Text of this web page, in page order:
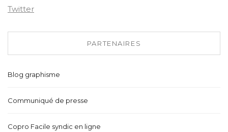
Twitter
PARTENAIRES
Blog graphisme
Communiqué de presse
Copro Facile syndic en ligne